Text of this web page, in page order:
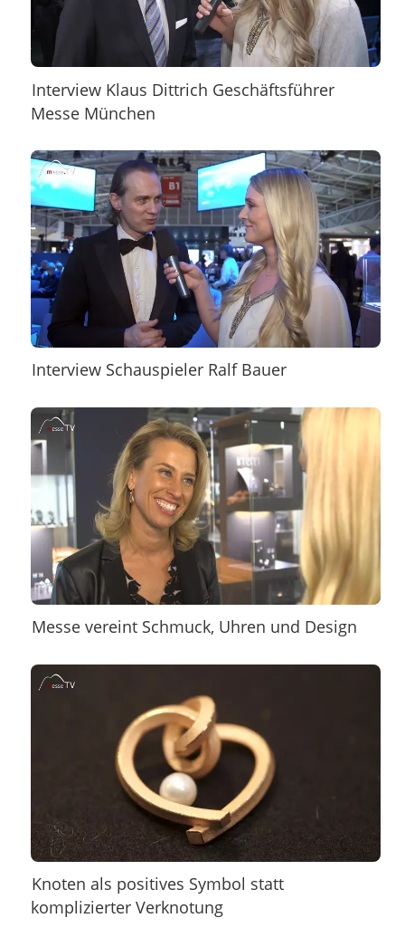
Interview Klaus Dittrich Geschäftsführer
Messe München
Interview Schauspieler Ralf Bauer
Messe vereint Schmuck, Uhren und Design
Knoten als positives Symbol statt
komplizierter Verknotung